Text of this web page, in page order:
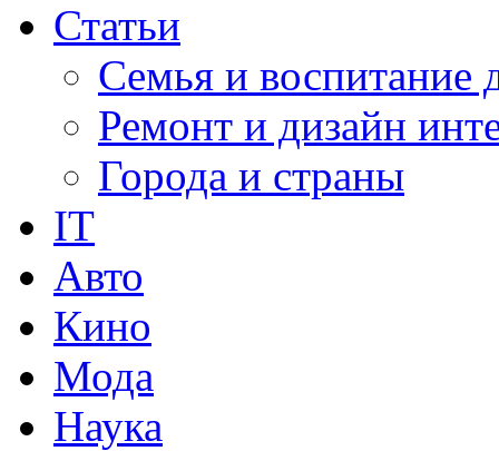
Статьи
Семья и воспитание
Ремонт и дизайн
Города и страны
IT
Авто
Кино
Мода
Наука